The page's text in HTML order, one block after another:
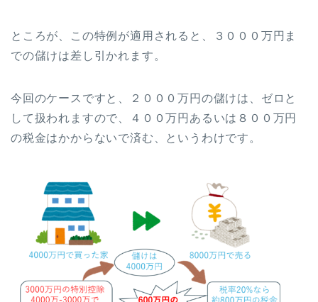
ところが、この特例が適用されると、３０００万円ま
での儲けは差し引かれます。
今回のケースですと、２０００万円の儲けは、ゼロと
して扱われますので、４００万円あるいは８００万円
の税金はかからないで済む、というわけです。